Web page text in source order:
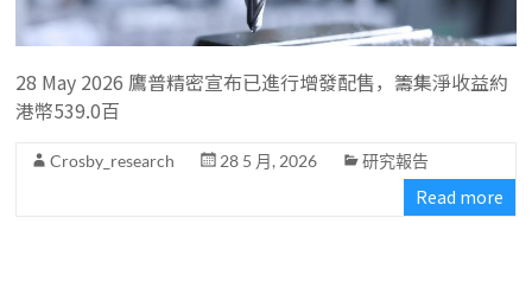
28 May 2026 鷹普精密宣布已進行增發配售，籌集淨收益約
港幣539.0百
Crosby_research 28 5 月, 2026 研究報告
Read more